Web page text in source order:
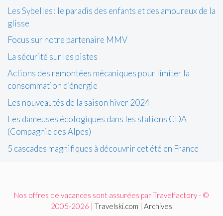
Les Sybelles : le paradis des enfants et des amoureux de la
glisse
Focus sur notre partenaire MMV
La sécurité sur les pistes
Actions des remontées mécaniques pour limiter la
consommation d’énergie
Les nouveautés de la saison hiver 2024
Les dameuses écologiques dans les stations CDA
(Compagnie des Alpes)
5 cascades magnifiques à découvrir cet été en France
Nos offres de vacances sont assurées par Travelfactory - ©
2005-2026 | Travelski.com | Archives